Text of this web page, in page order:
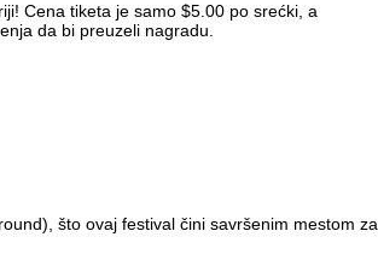
Cena tiketa je samo $5.00 po srećki, a
da bi preuzeli nagradu.
što ovaj festival čini savršenim mestom za